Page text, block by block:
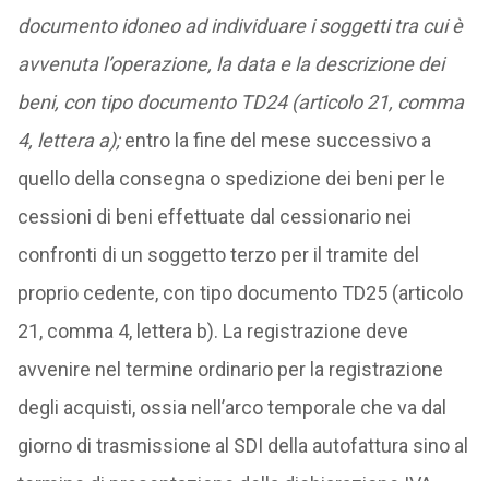
documento idoneo ad individuare i soggetti tra cui è
avvenuta l’operazione, la data e la descrizione dei
beni, con tipo documento TD24 (articolo 21, comma
4, lettera a);entro la fine del mese successivo a
quello della consegna o spedizione dei beni per le
cessioni di beni effettuate dal cessionario nei
confronti di un soggetto terzo per il tramite del
proprio cedente, con tipo documento TD25 (articolo
21, comma 4, lettera b). La registrazione deve
avvenire nel termine ordinario per la registrazione
degli acquisti, ossia nell’arco temporale che va dal
giorno di trasmissione al SDI della autofattura sino al